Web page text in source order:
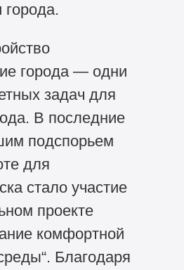
города.
города — одни
задач для
В последние
подспорьем
для
стало участие
проекте
комфортной
Благодаря